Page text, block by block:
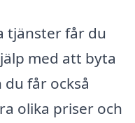
tjänster får du
med att byta
får också
olika priser och